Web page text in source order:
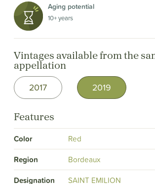
Aging potential
10+ years
Vintages available from the
appellation
2017 2019
Features
Color
Red
Region
Bordeaux
Designation
SAINT EMILION